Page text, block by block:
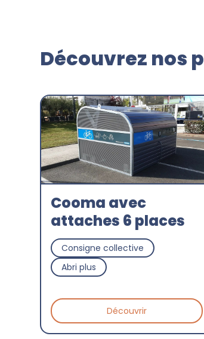
Découvrez nos
Cooma avec
attaches 6 places
Consigne collective
Abri plus
Découvrir